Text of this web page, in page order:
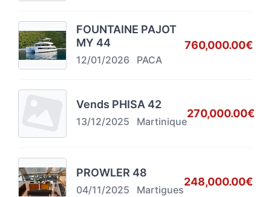
FOUNTAINE PAJOT
MY 44
12/01/2026 PACA
760,000.00€
Vends PHISA 42
13/12/2025 Martinique
270,000.00€
PROWLER 48
04/11/2025 Martigues
248,000.00€